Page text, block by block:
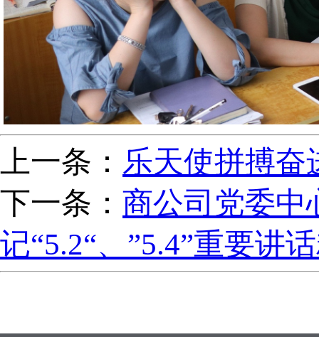
上一条： 乐天使拼搏奋
下一条： 商公司党委中
记“5.2“、”5.4”重要讲